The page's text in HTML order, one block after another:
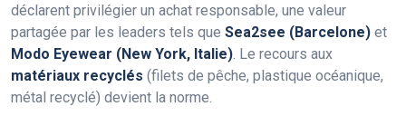
déclarent privilégier un achat responsable, une valeur
partagée par les leaders tels que Sea2see (Barcelone) et
Modo Eyewear (New York, Italie) . Le recours aux
matériaux recyclés (filets de pêche, plastique océanique,
métal recyclé) devient la norme.